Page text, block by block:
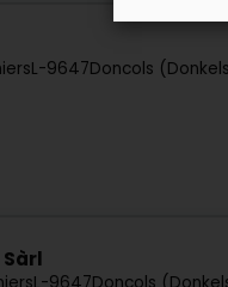
L-9647Doncols